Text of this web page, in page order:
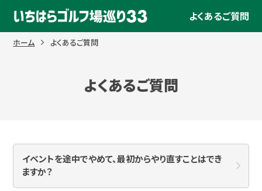
content
よくあるご質問
ホーム よくあるご質問
よくあるご質問
イベントを途中でやめて、最初からやり直すことはでき
ますか？